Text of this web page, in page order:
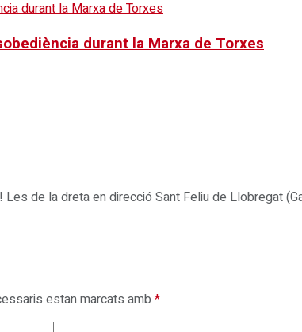
durant la Marxa de Torxes
de la dreta en direcció Sant Feliu de Llobregat
estan marcats amb *